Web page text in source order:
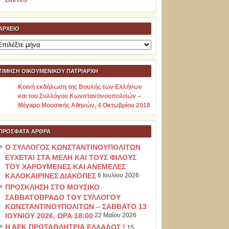
ΟΙΚΟΥΜΕΝΙΚΟΥ ΠΑΤΡΙΑΡΧΗ
Κοινή εκδήλωση της Βουλής των Ελλήνων
και του Συλλόγου Κωνσταντινουπολιτών –
Μέγαρο Μουσικής Αθηνών, 4 Οκτωβρίου 2018
ΆΡΘΡΑ
Ο ΣΥΛΛΟΓΟΣ ΚΩΝΣΤΑΝΤΙΝΟΥΠΟΛΙΤΩΝ
ΕΥΧΕΤΑΙ ΣΤΑ ΜΕΛΗ ΚΑΙ ΤΟΥΣ ΦΙΛΟΥΣ
ΤΟΥ ΧΑΡΟΥΜΕΝΕΣ ΚΑΙ ΑΝΕΜΕΛΕΣ
ΚΑΛΟΚΑΙΡΙΝΕΣ ΔΙΑΚΟΠΕΣ 6 Ιουλίου 2026
ΠΡΟΣΚΛΗΣΗ ΣΤΟ ΜΟΥΣΙΚΟ
ΣΑΒΒΑΤΟΒΡΑΔΟ ΤΟΥ ΣΥΛΛΟΓΟΥ
ΚΩΝΣΤΑΝΤΙΝΟΥΠΟΛΙΤΩΝ – ΣΑΒΒΑΤΟ 13
ΙΟΥΝΙΟΥ 2026, ΩΡΑ 18:00 22 Μαΐου 2026
Η ΑΕΚ ΠΡΩΤΑΘΛΗΤΡΙΑ ΕΛΛΑΔΟΣ !